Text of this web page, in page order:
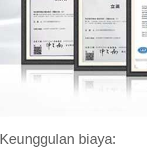
Keunggulan biaya: